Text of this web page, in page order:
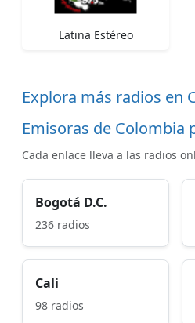
Latina Estéreo
Explora más radios en
Emisoras de Colombia
Cada enlace lleva a las radios
Bogotá D.C.
236 radios
Cali
98 radios